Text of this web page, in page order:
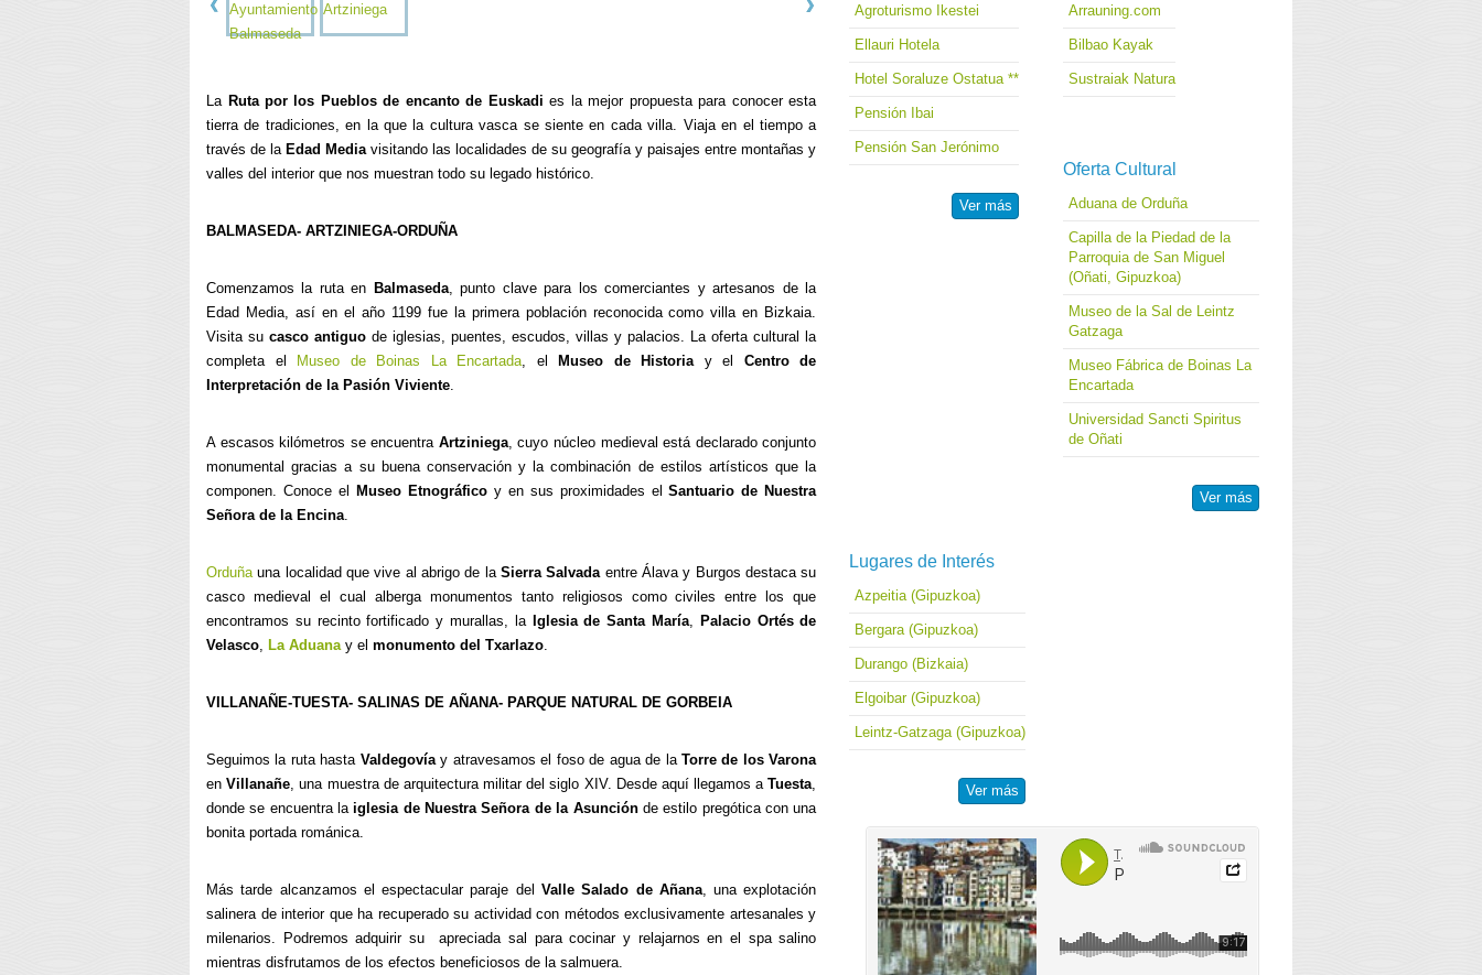
La Ruta por los Pueblos de encanto de Euskadi es la mejor propuesta para conocer esta
tierra de tradiciones, en la que la cultura vasca se siente en cada villa. Viaja en el tiempo a
través de la Edad Mediavisitando las localidades de su geografía y paisajes entre montañas y
valles del interior que nos muestran todo su legado histórico.
BALMASEDA- ARTZINIEGA-ORDUÑA
Comenzamos la ruta en Balmaseda, punto clave para los comerciantes y artesanos de la
Edad Media, así en el año 1199 fue la primera población reconocida como villa en Bizkaia.
Visita sucasco antiguo de iglesias, puentes, escudos, villas y palacios. La oferta cultural la
completa el
Museo de Boinas La Encartada, el Museo de Historiay el Centro de
Interpretación de la Pasión Viviente.
A escasos kilómetros se encuentra Artziniega, cuyo núcleo medieval está declarado conjunto
monumental gracias a su buena conservación y la combinación de estilos artísticos que la
componen. Conoce el
Museo Etnográficoy en sus proximidades elSantuario de Nuestra
Señora de la Encina.
Orduñauna localidad que vive al abrigo de la Sierra Salvadaentre Álava y Burgos destaca su
casco medieval el cual alberga monumentos tanto religiosos como civiles entre los que
encontramos su recinto fortificado y murallas, la Iglesia de Santa María, Palacio Ortés de
Velasco, La Aduanay el monumento del Txarlazo.
VILLANAÑE-TUESTA- SALINAS DE AÑANA- PARQUE NATURAL DE GORBEIA
Seguimos la ruta hasta Valdegovíay atravesamos el foso de agua de la Torre de los Varona
enVillanañe, una muestra de arquitectura militar del siglo XIV. Desde aquí llegamos aTuesta,
donde se encuentra laiglesia de Nuestra Señora de la Asunciónde estilo pregótica con una
bonita portada románica.
Más tarde alcanzamos el espectacular paraje del Valle Salado de Añana, una explotación
salinera de interior que ha recuperado su actividad con métodos exclusivamente artesanales y
milenarios. Podremos adquirir su apreciada sal para cocinar y relajarnos en el spa salino
mientras disfrutamos de los efectos beneficiosos de la salmuera.
Agroturismo Ikestei
Ellauri Hotela
Hotel Soraluze Ostatua **
Pensión Ibai
Pensión San Jerónimo
Ver más
Arrauning.com
Bilbao Kayak
Sustraiak Natura
Oferta Cultural
Aduana de Orduña
Capilla de la Piedad de la
Parroquia de San Miguel
(Oñati, Gipuzkoa)
Museo de la Sal de Leintz
Gatzaga
Museo Fábrica de Boinas La
Encartada
Universidad Sancti Spiritus
de Oñati
Ver más
Lugares de Interés
Azpeitia (Gipuzkoa)
Bergara (Gipuzkoa)
Durango (Bizkaia)
Elgoibar (Gipuzkoa)
Leintz-Gatzaga (Gipuzkoa)
Ver más